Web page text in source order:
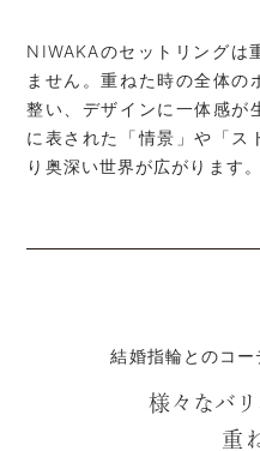
NIWAKAのセットリングは
ません。重ねた時の全体の
整い、デザインに一体感が
に表された「情景」や「ス
り奥深い世界が広がります。
結婚指輪とのコ
様々なバ
重